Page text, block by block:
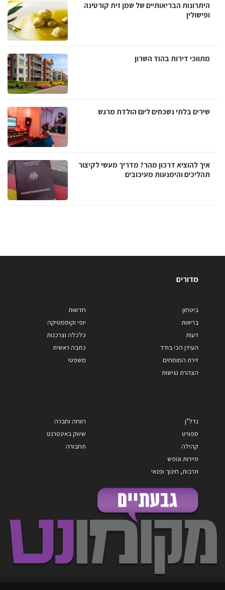
היתרונות הבריאותיים של שמן זית קורטינה
ופישולין
מתווכי דירות בהוד השרון
שירים בלתי נשכחים ליום הולדת מרגש
איך להוציא דרכון מהר? מדריך מעשי לקיצור
תהליכים והימנעות מעיכובים
מדורים
ביטחון
בריאות
דעות
העידן הכי בודד
זירת המומחים
הצהרת נגישות
חדשות
יופי וקוסמטיקה
כלכלה וצרכנות
כתבה ראשית
משפטי
נדל"ן
ספורט
קהילה
תיירות ונופש
תרבות, חינוך ופנאי
רווחה וחברה
שיווק באינטרנט
תחבורה